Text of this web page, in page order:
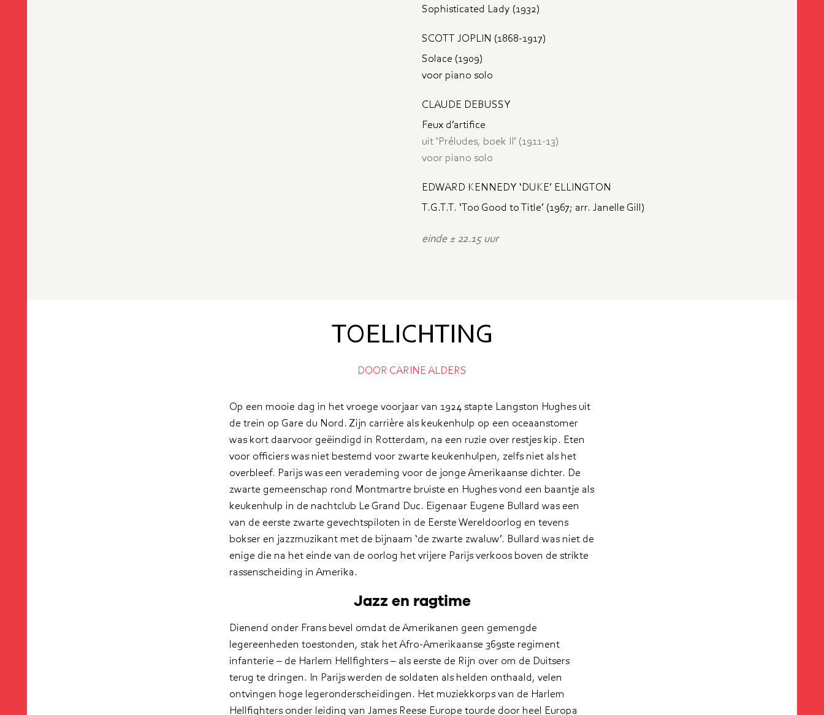
Sophisticated Lady (1932)
SCOTT JOPLIN (1868-1917)
Solace (1909)
voor piano solo
CLAUDE DEBUSSY
Feux d’artifice
uit ‘Préludes, boek II’ (1911-13)
voor piano solo
EDWARD KENNEDY ‘DUKE’ ELLINGTON
T.G.T.T. ‘Too Good to Title’ (1967; arr. Janelle Gill)
einde ± 22.15 uur
TOELICHTING
DOOR CARINE ALDERS
Op een mooie dag in het vroege voorjaar van 1924 stapte Langston Hughes uit
de trein op Gare du Nord. Zijn carrière als keukenhulp op een oceaanstomer
was kort daarvoor geëindigd in Rotterdam, na een ruzie over restjes kip. Eten
voor officiers was niet bestemd voor zwarte keukenhulpen, zelfs niet als het
overbleef. Parijs was een verademing voor de jonge Amerikaanse dichter. De
zwarte gemeenschap rond Montmartre bruiste en Hughes vond een baantje als
keukenhulp in de nachtclub Le Grand Duc. Eigenaar Eugene Bullard was een
van de eerste zwarte gevechtspiloten in de Eerste Wereldoorlog en tevens
bokser en jazzmuzikant met de bijnaam ‘de zwarte zwaluw’. Bullard was niet de
enige die na het einde van de oorlog het vrijere Parijs verkoos boven de strikte
rassenscheiding in Amerika.
Jazz en ragtime
Dienend onder Frans bevel omdat de Amerikanen geen gemengde
legereenheden toestonden, stak het Afro-Amerikaanse 369ste regiment
infanterie – de Harlem Hellfighters – als eerste de Rijn over om de Duitsers
terug te dringen. In Parijs werden de soldaten als helden onthaald, velen
ontvingen hoge leger­onderscheidingen. Het muziekkorps van de Harlem
Hellfighters onder leiding van James Reese Europe tourde door heel Europa